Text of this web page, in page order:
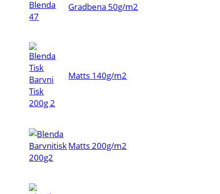
Gradbena 50g/m2
Matts 140g/m2
Matts 200g/m2